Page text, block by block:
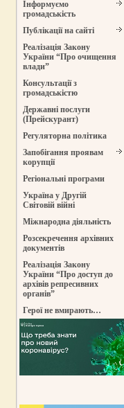
Інформуємо
громадськість
Публікації на сайті
Реалізація Закону
України “Про очищення
влади”
Консультації з
громадськістю
Державні послуги
(Прейскурант)
Регуляторна політика
Запобігання проявам
корупції
Регіональні програми
Україна у Другій
Світовій війні
Міжнародна діяльність
Розсекречення архівних
документів
Реалізація Закону
України “Про доступ до
архівів репресивних
органів”
Герої не вмирають…